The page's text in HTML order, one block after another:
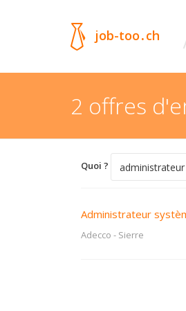
job-too.ch
2 offres
Quoi ?
Administrateur
Adecco - Sierre